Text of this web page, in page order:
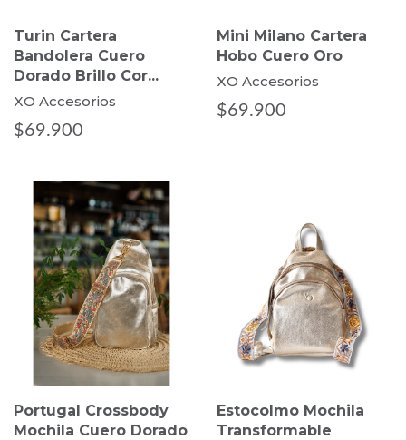
Turin Cartera
Bandolera Cuero
Dorado Brillo Cor...
XO Accesorios
$69.900
Mini Milano Cartera
Hobo Cuero Oro
XO Accesorios
$69.900
Portugal Crossbody
Mochila Cuero Dorado
Estocolmo Mochila
Transformable